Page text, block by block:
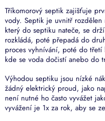
Tříkomorový septik zajišťuje
vody. Septik je uvnitř
který do septiku nateče, se
rozkládá, poté přepadá do
proces vyhnívání, poté do
kde se voda dočistí anebo do
Výhodou septiku jsou nízké
žádný elektrický proud, jako
není nutné ho často vyvážet
vyvážení je 1x za rok, aby se